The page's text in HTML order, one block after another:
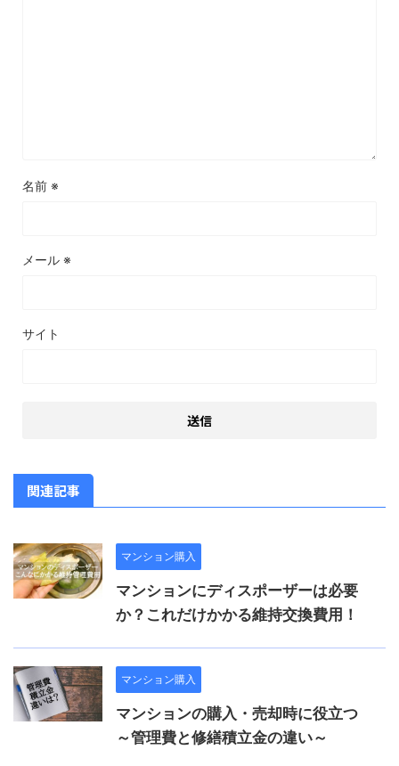
名前 ※
メール ※
サイト
関連記事
マンション購入
マンションにディスポーザーは必要
か？これだけかかる維持交換費用！
マンション購入
マンションの購入・売却時に役立つ
～管理費と修繕積立金の違い～